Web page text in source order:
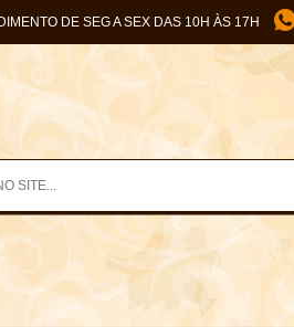
DE SEG A SEX DAS 10H ÀS 17H